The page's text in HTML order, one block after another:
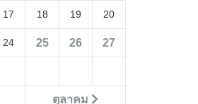
ตุลาคม
17 18 19 20
24 25 26 27